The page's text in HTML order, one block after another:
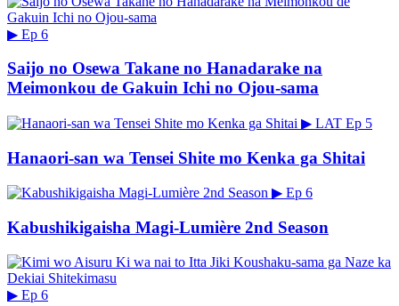
▶ Ep 6
Saijo no Osewa Takane no Hanadarake na
Meimonkou de Gakuin Ichi no Ojou-sama
▶ LAT Ep 5
Hanaori-san wa Tensei Shite mo Kenka ga Shitai
▶ Ep 6
Kabushikigaisha Magi-Lumière 2nd Season
▶ Ep 6